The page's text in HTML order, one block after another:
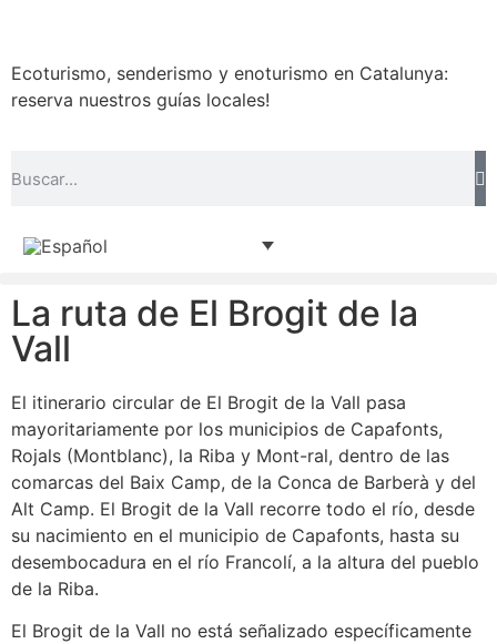
Ecoturismo, senderismo y enoturismo en Catalunya:
reserva nuestros guías locales!
La ruta de El Brogit de la
Vall
El itinerario circular de El Brogit de la Vall pasa
mayoritariamente por los municipios de Capafonts,
Rojals (Montblanc), la Riba y Mont-ral, dentro de las
comarcas del Baix Camp, de la Conca de Barberà y del
Alt Camp. El Brogit de la Vall recorre todo el río, desde
su nacimiento en el municipio de Capafonts, hasta su
desembocadura en el río Francolí, a la altura del pueblo
de la Riba.
El Brogit de la Vall no está señalizado específicamente